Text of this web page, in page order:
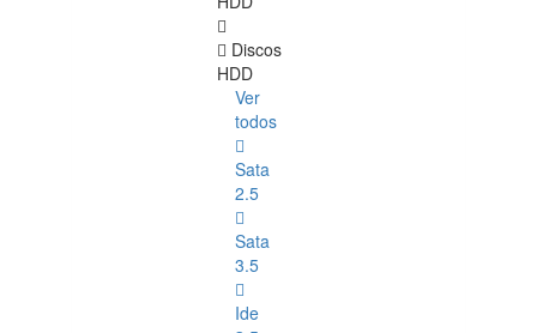
Discos
HDD
Ver
todos
Sata
2.5
Sata
3.5
Ide